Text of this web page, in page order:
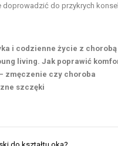
doprowadzić do przykrych
i codzienne życie z chorobą
living. Jak poprawić
zmęczenie czy choroba
szczęki